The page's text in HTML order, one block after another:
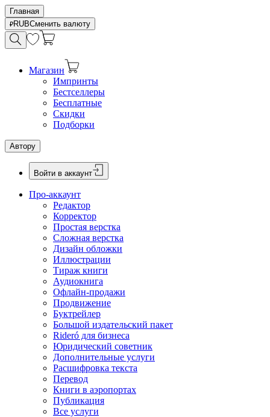
Главная
RUBСменить валюту
Магазин
Импринты
Бестселлеры
Бесплатные
Скидки
Подборки
Автору
Войти в аккаунт
Про-аккаунт
Редактор
Корректор
Простая верстка
Сложная верстка
Дизайн обложки
Иллюстрации
Тираж книги
Аудиокнига
Офлайн-продажи
Продвижение
Буктрейлер
Большой издательский пакет
Rideró для бизнеса
Юридический советник
Дополнительные услуги
Расшифровка текста
Перевод
Книги в аэропортах
Публикация
Все услуги